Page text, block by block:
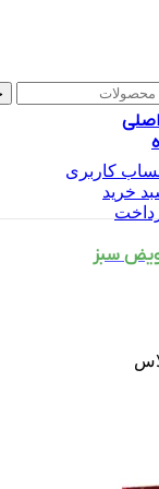
کاربری
خرید
سبز